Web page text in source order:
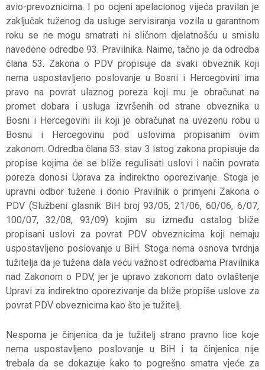
avio-prevoznicima. I po ocjeni apelacionog vijeća pravilan je
zaključak tuženog da usluge servisiranja vozila u garantnom
roku se ne mogu smatrati ni sličnom djelatnošću u smislu
navedene odredbe 93. Pravilnika. Naime, tačno je da odredba
člana 53. Zakona o PDV propisuje da svaki obveznik koji
nema uspostavljeno poslovanje u Bosni i Hercegovini ima
pravo na povrat ulaznog poreza koji mu je obračunat na
promet dobara i usluga izvršenih od strane obveznika u
Bosni i Hercegovini ili koji je obračunat na uvezenu robu u
Bosnu i Hercegovinu pod uslovima propisanim ovim
zakonom. Odredba člana 53. stav 3 istog zakona propisuje da
propise kojima će se bliže regulisati uslovi i način povrata
poreza donosi Uprava za indirektno oporezivanje. Stoga je
upravni odbor tužene i donio Pravilnik o primjeni Zakona o
PDV (Službeni glasnik BiH broj 93/05, 21/06, 60/06, 6/07,
100/07, 32/08, 93/09) kojim su između ostalog bliže
propisani uslovi za povrat PDV obveznicima koji nemaju
uspostavljeno poslovanje u BiH. Stoga nema osnova tvrdnja
tužitelja da je tužena dala veću važnost odredbama Pravilnika
nad Zakonom o PDV, jer je upravo zakonom dato ovlaštenje
Upravi za indirektno oporezivanje da bliže propiše uslove za
povrat PDV obveznicima kao što je tužitelj.
Nesporna je činjenica da je tužitelj strano pravno lice koje
nema uspostavljeno poslovanje u BiH i ta činjenica nije
trebala da se dokazuje kako to pogrešno smatra vjeće za